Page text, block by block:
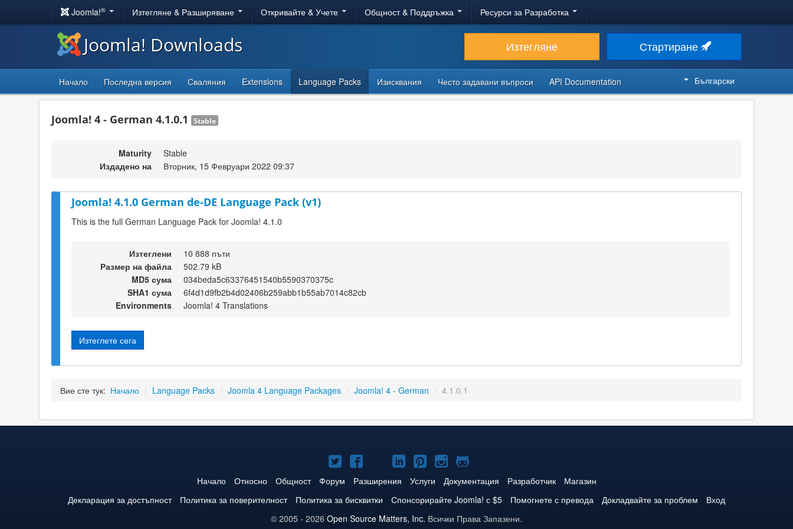
Joomla!® Изтегляне & Разширяване Откривайте & Учете Общност & Поддръжка Ресурси за Разработка
Joomla! Downloads Изтегляне Стартиране
Начало Последна версия Сваляния Extensions Language Packs Изисквания Често задавани въпроси API Documentation Български
Joomla! 4 - German 4.1.0.1 Stable
Maturity
Stable
Издадено на
Вторник, 15 Февруари 2022 09:37
Joomla! 4.1.0 German de-DE Language Pack (v1)
This is the full German Language Pack for Joomla! 4.1.0
Изтеглени
10 888 пъти
Размер на файла
502.79 kB
MD5 сума
034beda5c63376451540b5590370375c
SHA1 сума
6f4d1d9fb2b4d02406b259abb1b55ab7014c82cb
Environments
Joomla! 4 Translations
Изтеглете сега
Вие сте тук: Начало / Language Packs / Joomla 4 Language Packages / Joomla! 4 - German / 4.1.0.1
Joomla!
в
Twitter
Joomla!
във
Facebook
Joomla!
в
YouTube
Joomla!
в
LinkedIn
Joomla!
в
Pinterest
Joomla!
в
Instagram
Joomla!
в
GitHub
Начало Относно Общност Форум Разширения Услуги Документация Разработчик
Магазин
Декларация за достъпност
Политика за поверителност Политика за бисквитки Спонсорирайте Joomla! с $5 Помогнете с превода Докладвайте за проблем
Вход
© 2005 - 2026 Open Source Matters, Inc. Всички Права Запазени.